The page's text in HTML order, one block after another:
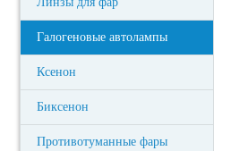
Галогеновые автолампы
Ксенон
Биксенон
Противотуманные фары